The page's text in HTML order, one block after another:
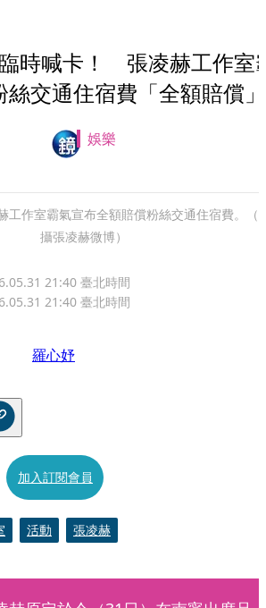
時喊卡！ 張凌赫工作室
交通住宿費「全額賠償」
娛樂
工作室霸氣宣布全額賠償粉絲交通住宿費。（
攝張凌赫微博）
21:40 臺北時間
21:40 臺北時間
羅心妤
加入訂閱會員
活動 張凌赫